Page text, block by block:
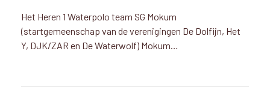
Het Heren 1 Waterpolo team SG Mokum
(startgemeenschap van de verenigingen De Dolfijn, Het
Y, DJK/ZAR en De Waterwolf) Mokum…